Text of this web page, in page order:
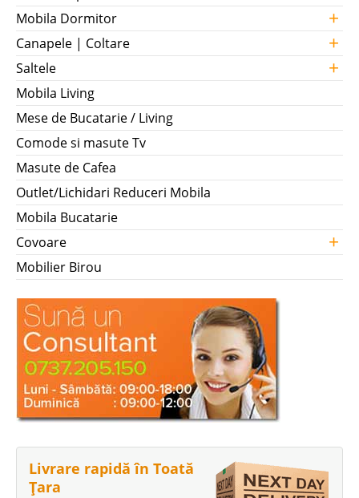
Mobila Dormitor +
Canapele | Coltare +
Saltele +
Mobila Living
Mese de Bucatarie / Living
Comode si masute Tv
Masute de Cafea
Outlet/Lichidari Reduceri Mobila
Mobila Bucatarie
Covoare
+
Mobilier Birou
Livrare rapidă în Toată
Țara